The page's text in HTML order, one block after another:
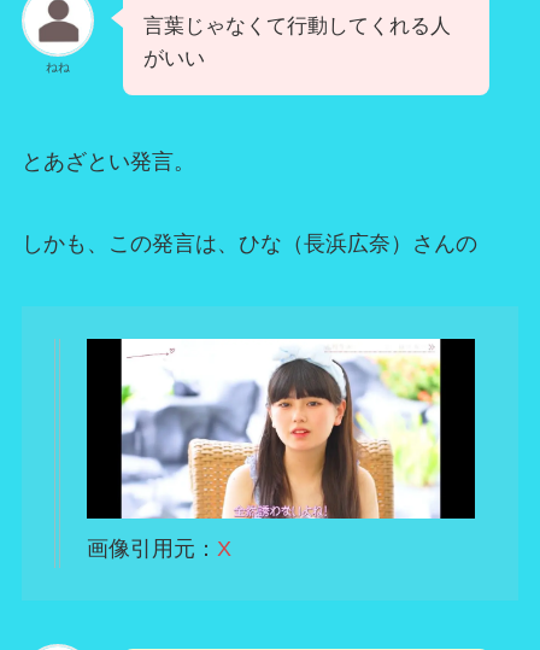
ねね
言葉じゃなくて行動してくれる人
がいい
とあざとい発言。
しかも、この発言は、ひな（長浜広奈）さんの
画像引用元： X